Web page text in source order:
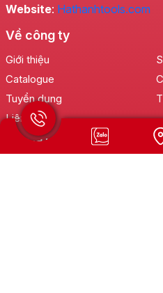
Website: Hathanhtools.com
Về công ty
Giới thiệu
Catalogue
Tuyển dụng
Liên hệ
Hỗ trợ khách hàng